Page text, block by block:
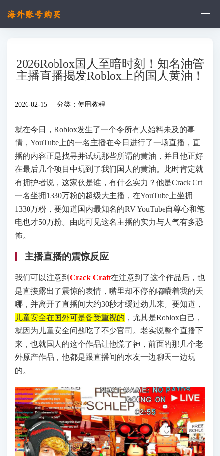
2026Roblox国人至暗时刻！知名油管
主播直播揭发Roblox上的国人黄油！
2026-02-15 分类： 使用教程
就在今日，Roblox发生了一个令所有人始料未及的事
情，YouTube上的一名主播在今日进行了一场直播，直
播的内容正是找寻并试玩那些所谓的黄油，并且他正好
在最后几个项目中玩到了我们国人的黄油。此时肯定就
有拥护者说，这家伙是谁，有什么实力？他是Crack Crt
一名坐拥1330万粉的超级大主播，在YouTube上坐拥
1330万粉，要知道国内最知名的RV YouTube自尊心和笔
电也才50万粉。由此可见这名主播的实力与人气有多恐
怖。
主播直播的震惊反应
我们可以注意到 Crack Craft在注意到了这个作品后，也
是直接露出了震惊的表情，嘴里却不停的嘟囔着我的天
哪，并离开了直播间大约30秒才缓过劲儿来。要知道，
儿童安全在国外可是备受重视的 ，尤其是Roblox自己，
就因为儿童安全问题吃了不少官司。老实说整个直播下
来，也就国人的这个作品让他慌了神，前面的那几个老
外原产作品，他都是跟直播间的水友一边聊天一边玩
的。